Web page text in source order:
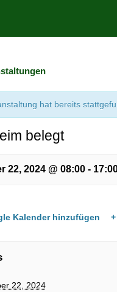
hat bereits
belegt
22, 2024 @ 08:00 -
Kalender hinzufügen
22, 2024